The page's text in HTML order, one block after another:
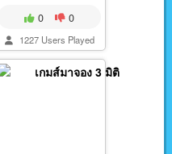
0 0
1227 Users Played